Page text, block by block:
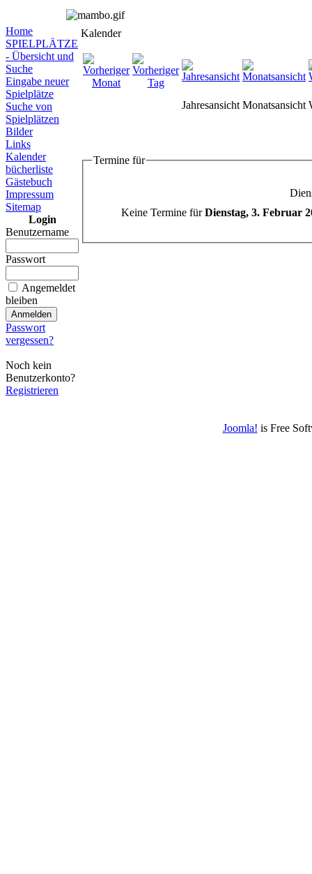
Home
SPIELPLÄTZE
- Übersicht und
Suche
Eingabe neuer
Spielplätze
Suche von
Spielplätzen
Bilder
Links
Kalender
bücherliste
Gästebuch
Impressum
Sitemap
Login
Benutzername
Passwort
Angemeldet
bleiben
Passwort
vergessen?
Noch kein
Benutzerkonto?
Registrieren
Kalender
Jahresansicht Monatsansicht
Termine für
Keine Termine fürDienstag, 3. Februar
Joomla! is Free